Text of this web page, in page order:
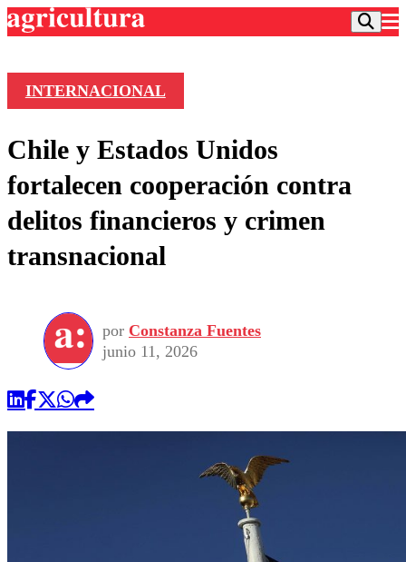
Frecuencias
Deportes
Colo Colo
Motor
Torneo Internacional
Torneo Nacional
Entretención
Noticias
Internacional
Nacional
Vida Social
Programas
Comercial
INTERNACIONAL
Chile y Estados Unidos
fortalecen cooperación contra
delitos financieros y crimen
transnacional
por Constanza Fuentes
junio 11, 2026